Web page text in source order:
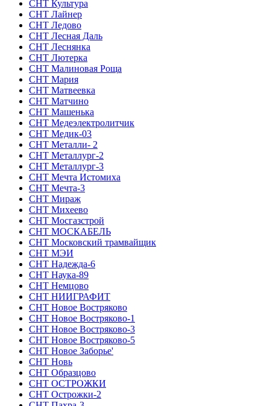
СНТ Культура
СНТ Лайнер
СНТ Ледово
СНТ Лесная Даль
СНТ Леснянка
СНТ Лютерка
СНТ Малиновая Роща
СНТ Мария
СНТ Матвеевка
СНТ Матчино
СНТ Машенька
СНТ Медеэлектролитчик
СНТ Медик-03
СНТ Металли- 2
СНТ Металлург-2
СНТ Металлург-3
СНТ Мечта Истомиха
СНТ Мечта-3
СНТ Мираж
СНТ Михеево
СНТ Мосгазстрой
СНТ МОСКАБЕЛЬ
СНТ Московский трамвайщик
СНТ МЭИ
СНТ Надежда-6
СНТ Наука-89
СНТ Немцово
СНТ НИИГРАФИТ
СНТ Новое Востряково
СНТ Новое Востряково-1
СНТ Новое Востряково-3
СНТ Новое Востряково-5
СНТ Новое Заборье'
СНТ Новь
СНТ Образцово
СНТ ОСТРОЖКИ
СНТ Острожки-2